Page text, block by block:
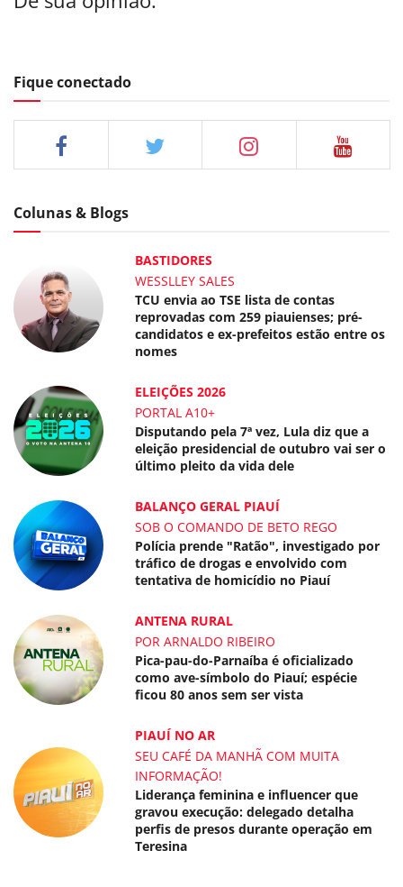
Fique conectado
Colunas & Blogs
BASTIDORES
WESSLLEY SALES
TCU envia ao TSE lista de contas
reprovadas com 259 piauienses; pré-
candidatos e ex-prefeitos estão entre os
nomes
ELEIÇÕES 2026
PORTAL A10+
Disputando pela 7ª vez, Lula diz que a
eleição presidencial de outubro vai ser o
último pleito da vida dele
BALANÇO GERAL PIAUÍ
SOB O COMANDO DE BETO REGO
Polícia prende "Ratão", investigado por
tráfico de drogas e envolvido com
tentativa de homicídio no Piauí
ANTENA RURAL
POR ARNALDO RIBEIRO
Pica-pau-do-Parnaíba é oficializado
como ave-símbolo do Piauí; espécie
ficou 80 anos sem ser vista
PIAUÍ NO AR
SEU CAFÉ DA MANHÃ COM MUITA
INFORMAÇÃO!
Liderança feminina e influencer que
gravou execução: delegado detalha
perfis de presos durante operação em
Teresina